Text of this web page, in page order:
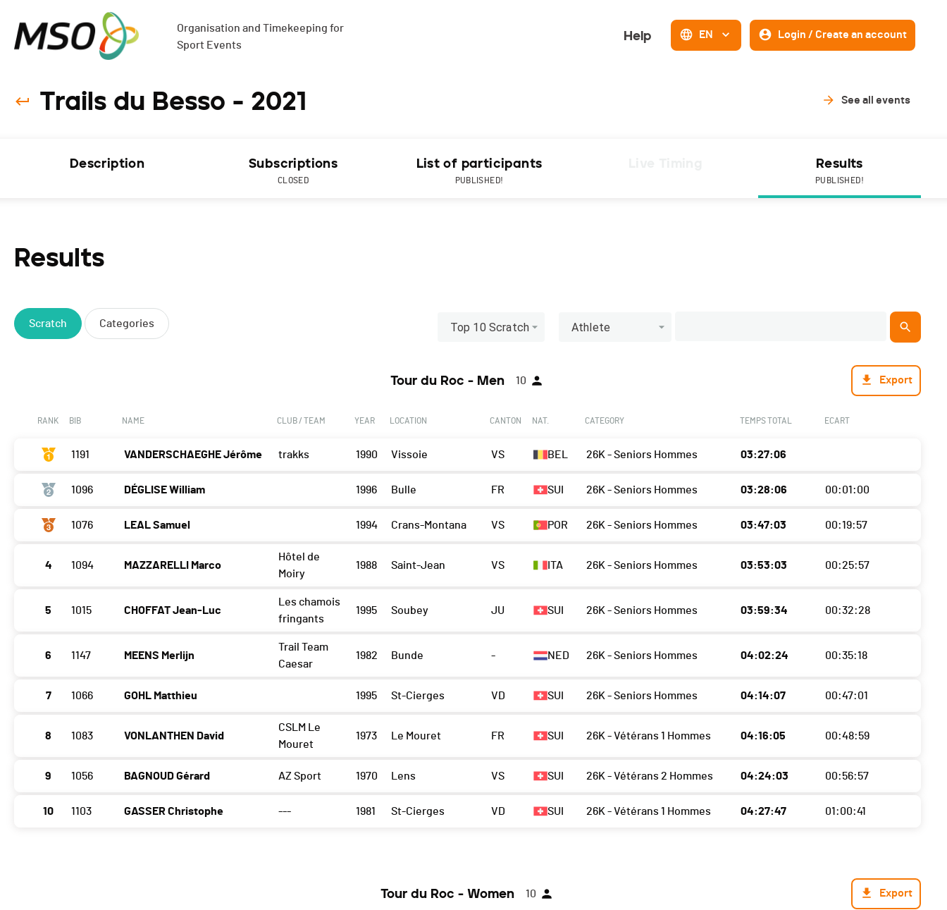
Organisation and Timekeeping for
Sport Events
Help EN Login / Create an account
Trails du Besso - 2021 See all events
Description Subscriptions
CLOSED
List of participants
PUBLISHED!
Results
PUBLISHED!
Results
Scratch Categories Top 10 Scratch Athlete
Tour du Roc - Men 10 Export
RANK BIB NAME CLUB / TEAM YEAR LOCATION CANTON NAT. CATEGORY TEMPS TOTAL ECART
1191 VANDERSCHAEGHE Jérôme trakks 1990 Vissoie VS BEL 26K - Seniors Hommes 03:27:06
1096 DÉGLISE William 1996 Bulle FR SUI 26K - Seniors Hommes 03:28:06 00:01:00
1076 LEAL Samuel 1994 Crans-Montana VS POR 26K - Seniors Hommes 03:47:03 00:19:57
4 1094 MAZZARELLI Marco
Hôtel de
Moiry
1988 Saint-Jean VS ITA 26K - Seniors Hommes 03:53:03 00:25:57
5 1015 CHOFFAT Jean-Luc
Les chamois
fringants
1995 Soubey JU SUI 26K - Seniors Hommes 03:59:34 00:32:28
6 1147 MEENS Merlijn
Trail Team
Caesar
1982 Bunde - NED 26K - Seniors Hommes 04:02:24 00:35:18
7 1066 GOHL Matthieu 1995 St-Cierges VD SUI 26K - Seniors Hommes 04:14:07 00:47:01
8 1083 VONLANTHEN David
CSLM Le
Mouret
1973 Le Mouret FR SUI 26K - Vétérans 1 Hommes 04:16:05 00:48:59
9 1056 BAGNOUD Gérard AZ Sport 1970 Lens VS SUI 26K - Vétérans 2 Hommes 04:24:03 00:56:57
10 1103 GASSER Christophe --- 1981 St-Cierges VD SUI 26K - Vétérans 1 Hommes 04:27:47 01:00:41
Tour du Roc - Women 10 Export